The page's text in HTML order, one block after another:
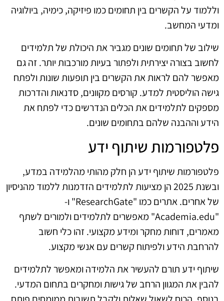
וללמוד על הקשרים בין תחומים כמו פיזיקה, כימיה, ביולוגיה
ומדעי המחשב.
שילוב של תחומים שונים מגביר את היכולת של תלמידים
לחשוב בצורה יצירתית ולפתור בעיות מורכבות יותר. זה גם
מאפשר להם לראות את הקשרים בין תופעות שונות ולפתח
גישה הוליסטית למדע. קורסים מקוונים, סדנאות והדרכות
מספקים לתלמידים את הכלים הנדרשים כדי לפתח את
הידע וההבנה שלהם בתחומים שונים.
פלטפורמות שיתוף ידע
פלטפורמות שיתוף ידע הן חלק מהותי מהלמידה במדע,
ובשנת 2025 הן מציעות לתלמידים הזדמנות ללמוד מהניסיון
של אחרים. אתרים כמו "ResearchGate" ו-
"Academia.edu" מאפשרים לתלמידים ולמורים לשתף
מאמרים, דוחות מחקר ומידע מקצועי. זהו כלי חשוב
להרחבת הידע ולפיתוח קשרים עם אנשי מקצוע.
שיתוף ידע תורם להעשיר את הלמידה ומאפשר לתלמידים
להבין את המגוון הרחב של גישות ומחקרים בתחום המדעי.